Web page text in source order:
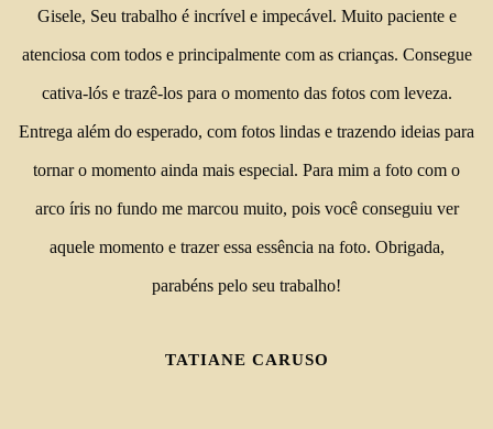
Gisele, Seu trabalho é incrível e impecável. Muito paciente e
atenciosa com todos e principalmente com as crianças. Consegue
cativa-lós e trazê-los para o momento das fotos com leveza.
Entrega além do esperado, com fotos lindas e trazendo ideias para
tornar o momento ainda mais especial. Para mim a foto com o
arco íris no fundo me marcou muito, pois você conseguiu ver
aquele momento e trazer essa essência na foto. Obrigada,
parabéns pelo seu trabalho!
TATIANE CARUSO